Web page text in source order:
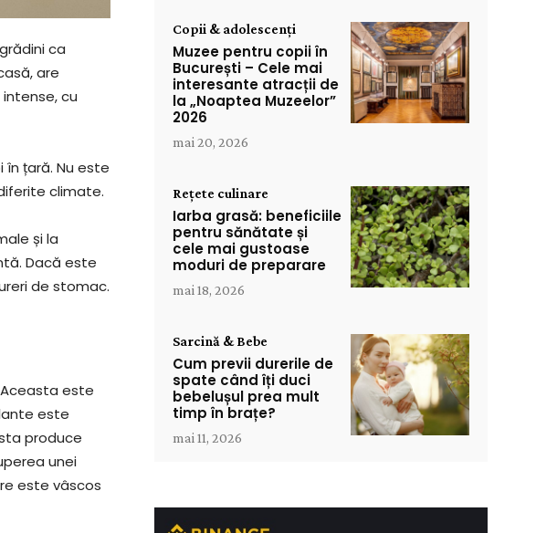
ca
are
cu
țară. Nu este
climate.
și la
Dacă este
de stomac.
Aceasta este
este
produce
unei
este vâscos
Copii & adolescenți
Muzee pentru copii în
București – Cele mai
interesante atracții de
la „Noaptea Muzeelor”
2026
mai 20, 2026
Rețete culinare
Iarba grasă: beneficiile
pentru sănătate și
cele mai gustoase
moduri de preparare
mai 18, 2026
Sarcină & Bebe
Cum previi durerile de
spate când îți duci
bebelușul prea mult
timp în brațe?
mai 11, 2026